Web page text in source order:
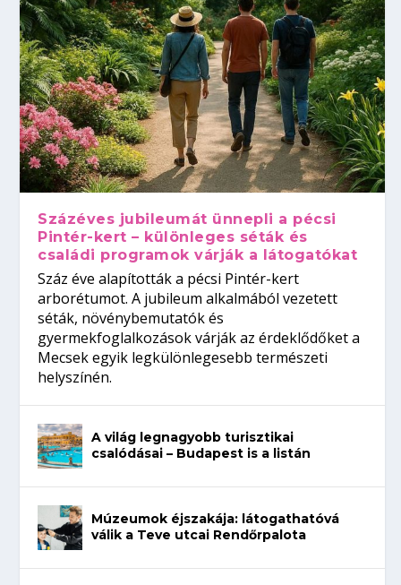
Százéves jubileumát ünnepli a pécsi
Pintér-kert – különleges séták és
családi programok várják a látogatókat
Száz éve alapították a pécsi Pintér-kert
arborétumot. A jubileum alkalmából vezetett
séták, növénybemutatók és
gyermekfoglalkozások várják az érdeklődőket a
Mecsek egyik legkülönlegesebb természeti
helyszínén.
A világ legnagyobb turisztikai
csalódásai – Budapest is a listán
Múzeumok éjszakája: látogathatóvá
válik a Teve utcai Rendőrpalota